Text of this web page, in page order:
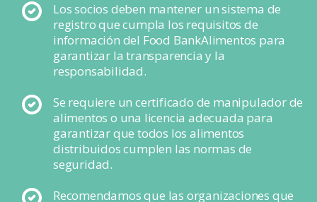
Los socios deben mantener un sistema de
registro que cumpla los requisitos de
información del Food BankAlimentos para
garantizar la transparencia y la
responsabilidad.
Se requiere un certificado de manipulador de
alimentos o una licencia adecuada para
garantizar que todos los alimentos
distribuidos cumplen las normas de
seguridad.
Recomendamos que las organizaciones que